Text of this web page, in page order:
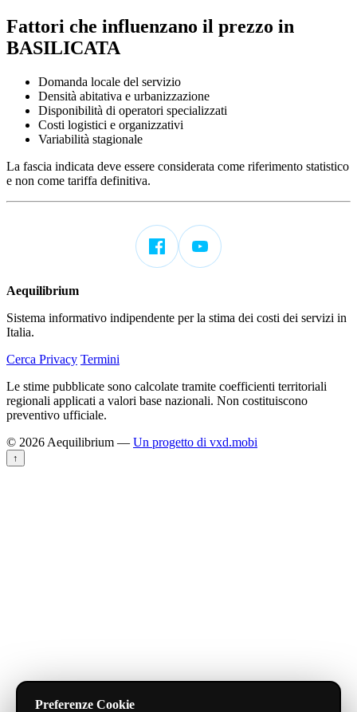
Fattori che influenzano il prezzo in
BASILICATA
Domanda locale del servizio
Densità abitativa e urbanizzazione
Disponibilità di operatori specializzati
Costi logistici e organizzativi
Variabilità stagionale
La fascia indicata deve essere considerata come riferimento statistico
e non come tariffa definitiva.
Aequilibrium
Sistema informativo indipendente per la stima dei costi dei servizi in
Italia.
Cerca Privacy Termini
Le stime pubblicate sono calcolate tramite coefficienti territoriali
regionali applicati a valori base nazionali. Non costituiscono
preventivo ufficiale.
© 2026 Aequilibrium — Un progetto di vxd.mobi
↑
Preferenze Cookie